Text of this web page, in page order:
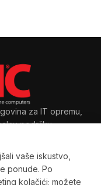
vaše iskustvo,
ponude. Po
kolačići; možete
za IT opremu,
podršku.
61 89 11 48